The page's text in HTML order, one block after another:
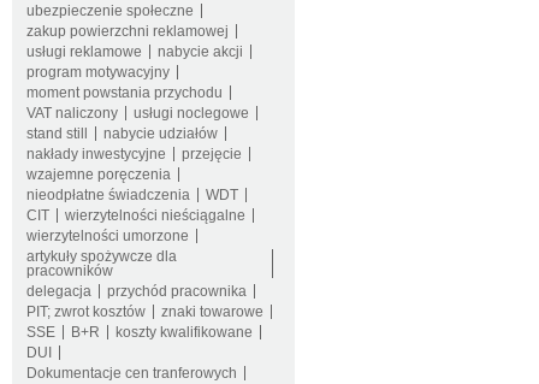
ubezpieczenie społeczne
zakup powierzchni reklamowej
usługi reklamowe
nabycie akcji
program motywacyjny
moment powstania przychodu
VAT naliczony
usługi noclegowe
stand still
nabycie udziałów
nakłady inwestycyjne
przejęcie
wzajemne poręczenia
nieodpłatne świadczenia
WDT
CIT
wierzytelności nieściągalne
wierzytelności umorzone
artykuły spożywcze dla
pracowników
delegacja
przychód pracownika
PIT; zwrot kosztów
znaki towarowe
SSE
B+R
koszty kwalifikowane
DUI
Dokumentacje cen tranferowych